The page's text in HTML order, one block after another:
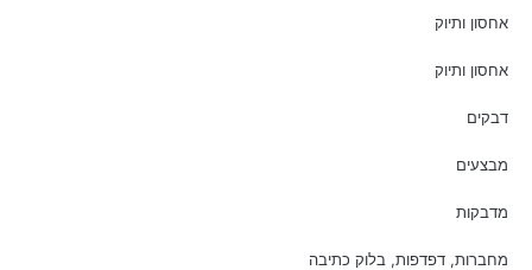
אחסון ותיוק
אחסון ותיוק
דבקים
מבצעים
מדבקות
מחברות, דפדפות, בלוק כתיבה